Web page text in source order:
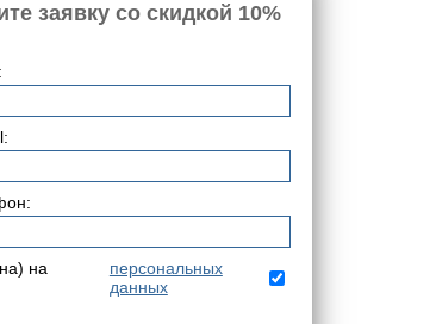
заявку со скидкой 10%
на
персональных
данных